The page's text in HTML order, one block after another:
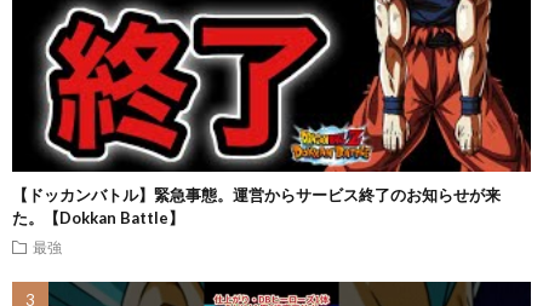
【ドッカンバトル】緊急事態。運営からサービス終了のお知らせが来
た。【Dokkan Battle】
最強